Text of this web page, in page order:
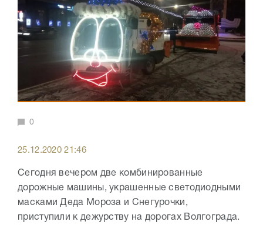
0
25.12.2020 21:46
Сегодня вечером две комбинированные
дорожные машины, украшенные светодиодными
масками Деда Мороза и Снегурочки,
приступили к дежурству на дорогах Волгограда.